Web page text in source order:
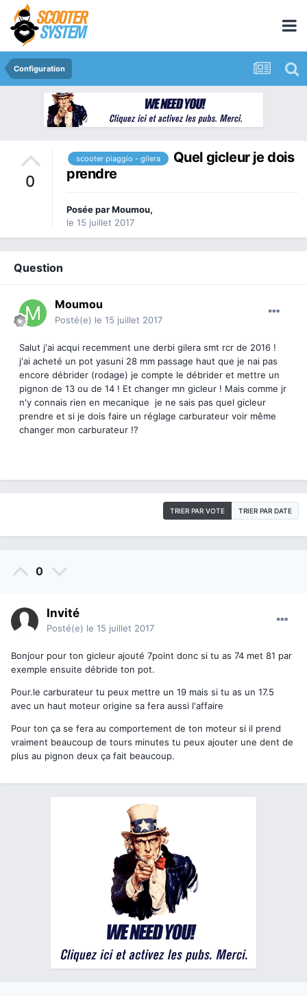
Configuration
0
scooter piaggio - gilera
Quel gicleur je dois
prendre
Posée parMoumou,
le 15 juillet 2017
Question
Moumou
Posté(e) le 15 juillet 2017
Salut j'ai acqui recemment une derbi gilera smt rcr de 2016 !
j'ai acheté un pot yasuni 28 mm passage haut que je nai pas
encore débrider (rodage) je compte le débrider et mettre un
pignon de 13 ou de 14 ! Et changer mn gicleur ! Mais comme jr
n'y connais rien en mecanique je ne sais pas quel gicleur
prendre et si je dois faire un réglage carburateur voir même
changer mon carburateur !?
TRIER PAR VOTE TRIER PAR DATE
0
Invité
Posté(e) le 15 juillet 2017
Bonjour pour ton gicleur ajouté 7point donc si tu as 74 met 81 par
exemple ensuite débride ton pot.
Pour.le carburateur tu peux mettre un 19 mais si tu as un 17.5
avec un haut moteur origine sa fera aussi l'affaire
Pour ton ça se fera au comportement de ton moteur si il prend
vraiment beaucoup de tours minutes tu peux ajouter une dent de
plus au pignon deux ça fait beaucoup.